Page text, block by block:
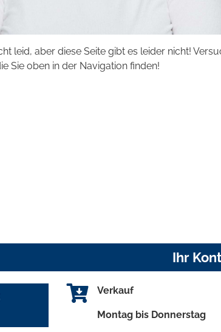
leid, aber diese Seite gibt es leider nicht!
Sie oben in der Navigation finden!
Ihr
Verkauf
Montag bis Donnerstag